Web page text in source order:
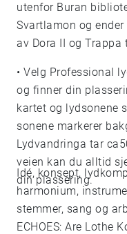
utenfor Buran
Svartlamon og
av Dora II og Trappa
• Velg Professional lydvalitet • Appen er GPS-basert
og finner din plassering • Bruk
kartet og lydsonene
sonene markerer bakgrunnslyden til hvert område. •
Lydvandringa tar ca50 minutter
veien kan du alltid
din plassering.
Idé, konsept,
harmonium,
stemmer, sang og
ECHOES: Are Lothe